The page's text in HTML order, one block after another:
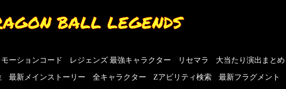
BALL LEGENDS
ーションコード レジェンズ 最強キャラクター リセマラ 大当たり演出まとめ
最新メインストーリー 全キャラクター Zアビリティ検索 最新フラグメント